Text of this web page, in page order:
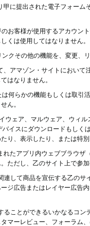
に提出された電子フォー
お客様が使用するアカウン
くは使用してはなりません。
クその他の機能を、変更、
アマゾン・サイトにおい
はなりません。
何らかの機能もしくは取
ん。
ウェア、マルウェア、ウィ
イスにダウンロードもし
り、表示したり、または特
たアプリ内ウェブブラウ
ただし、乙のサイト上で参
連して商品を宣伝する乙の
ジ広告またはレイヤー広告
ることができるいかなるコ
マーレビュー、フォーラム